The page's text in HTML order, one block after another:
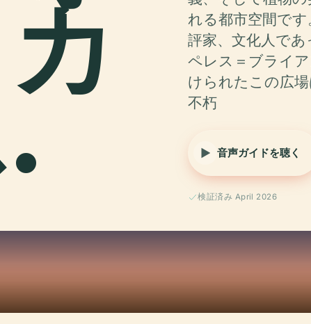
れる都市空間で
評家、文化人で
ペレス＝ブライ
けられたこの広
不朽
音声ガイドを聴く
検証済み April 2026